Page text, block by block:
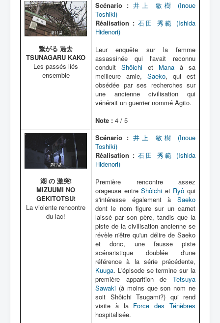
繋がる 過去
TSUNAGARU KAKO
Les passés liés
ensemble
Scénario : 井上 敏樹 (Inoue
Toshiki)
Réalisation : 石田 秀範 (Ishida
Hidenori)
Leur enquête sur la femme
assassinée qui l'avait reconnu
conduit Shôichi et Mana à sa
meilleure amie, Saeko, qui est
obsédée par ses recherches sur
une ancienne civilisation qui
vénérait un guerrier nommé Agito.
Note : 4 / 5
湖 の 激突!
MIZUUMI NO
GEKITOTSU!
La violente rencontre
du lac!
Scénario : 井上 敏樹 (Inoue
Toshiki)
Réalisation : 石田 秀範 (Ishida
Hidenori)
Première rencontre assez
orageuse entreShôichi et Ryô qui
s'intéresse également à Saeko
dont le nom figure sur un carnet
laissé par son père, tandis que la
piste de la civilisation ancienne se
révèle n'être qu'un délire de Saeko
et donc, une fausse piste
scénaristique doublée d'une
référence à la série précédente,
Kuuga. L'épisode se termine sur la
première apparition de Tetsuya
Sawaki (à moins que son nom ne
soit Shôichi Tsugami?) qui rend
visite à la Force des Ténèbres
hospitalisée.